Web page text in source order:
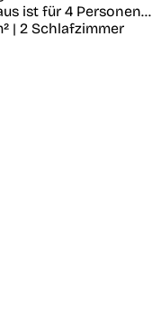
ist für 4 Personen...
| 2 Schlafzimmer